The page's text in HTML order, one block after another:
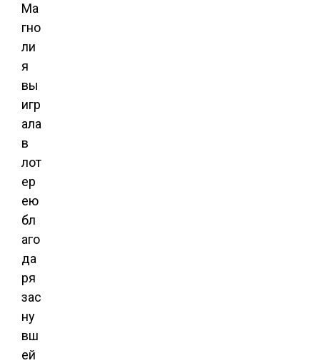
Ма
гно
ли
я
вы
игр
ала
в
лот
ер
ею
бл
аго
да
ря
зас
ну
вш
ей